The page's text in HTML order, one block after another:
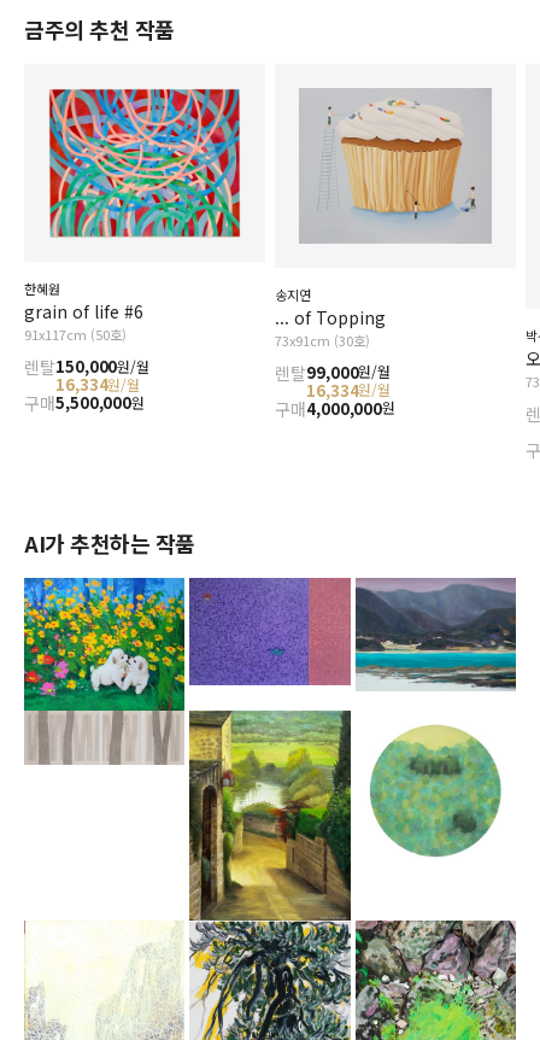
금주의 추천 작품
한혜원
grain of life #6
91x117cm (50호)
렌탈150,000원/월
16,334원/월
구매5,500,000원
송지연
... of Topping
73x91cm (30호)
렌탈99,000원/월
16,334원/월
구매4,000,000원
AI가 추천하는 작품